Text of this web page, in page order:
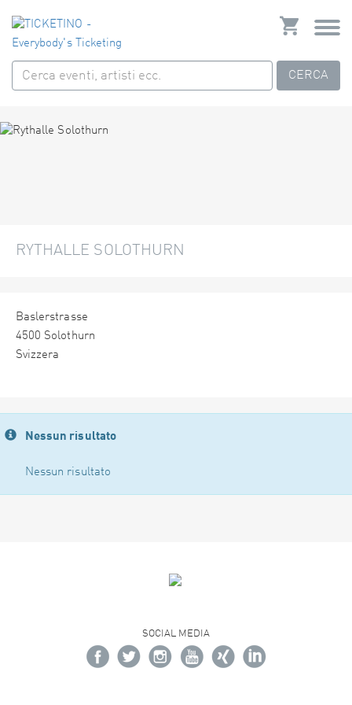
CERCA
RYTHALLE SOLOTHURN
Baslerstrasse
4500 Solothurn
Svizzera
Nessun risultato
Nessun risultato
SOCIAL MEDIA